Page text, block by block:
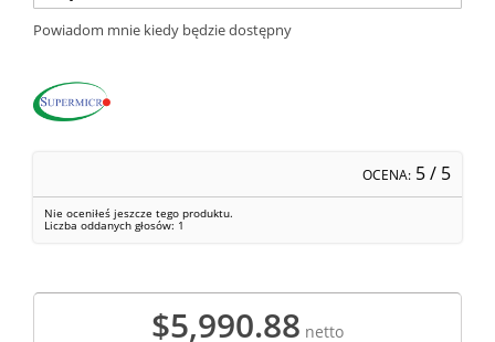
Powiadom mnie kiedy będzie dostępny
OCENA: 5/ 5
Nie oceniłeś jeszcze tego produktu.
Liczba oddanych głosów: 1
$5,990.88 netto